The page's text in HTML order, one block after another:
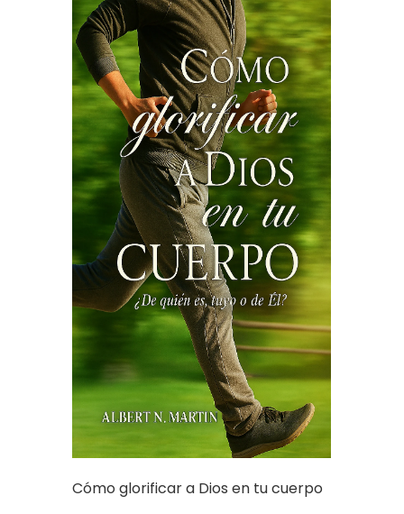
Cómo glorificar a Dios en tu cuerpo